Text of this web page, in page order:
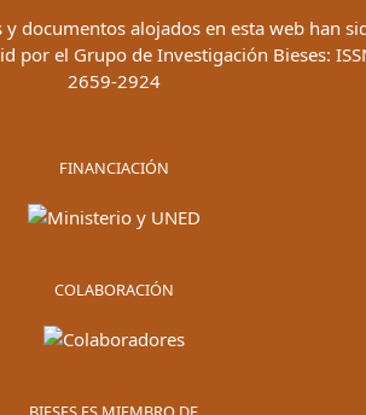
y documentos alojados en esta web han
por el Grupo de Investigación Bieses:
2659-2924
FINANCIACIÓN
COLABORACIÓN